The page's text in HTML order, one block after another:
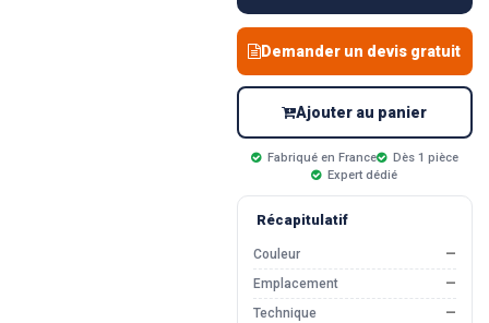
Demander un devis gratuit
Ajouter au panier
Fabriqué en France
Dès 1 pièce
Expert dédié
Récapitulatif
Couleur
—
Emplacement
—
Technique
—